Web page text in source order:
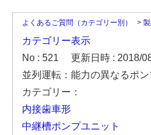
よくあるご質問（カテゴリー別） >
カテゴリー表示
No : 521
更新日時 : 2018/
並列運転：能力の異なるポ
カテゴリー：
内接歯車形
中継槽ポンプユニット